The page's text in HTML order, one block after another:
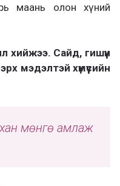
маань олон хүний
хийжээ. Сайд, гишүүн
мэдэлтэй хүмүүсийн
мөнгө амлаж